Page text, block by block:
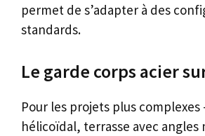
permet de s’adapter à des
standards.
Le garde corps acier
Pour les projets plus
hélicoïdal, terrasse avec angles